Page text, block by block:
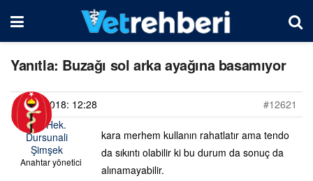
Yanıtla: Buzağı sol arka ayağına basamıyor
14/09/2018: 12:28
#12621
Vet. Hek.
Dursunali
Şimşek
Anahtar yönetici
kara merhem kullanın rahatlatır ama tendo
da sıkıntı olabilir ki bu durum da sonuç da
alınamayabilir.